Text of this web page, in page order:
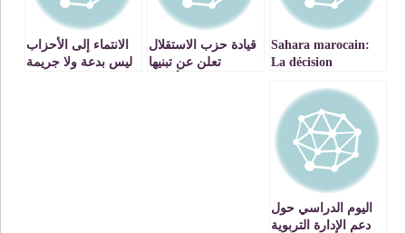
Sahara marocain:
La décision
« logique » (Ancien
Diplomate US)
قيادة حزب الاستقلال
تعلن عن تبنيها
الانتماء إلى الأحزاب
ليس بدعة ولا جريمة
اليوم الدراسي حول
دعم الإدارة التربوية